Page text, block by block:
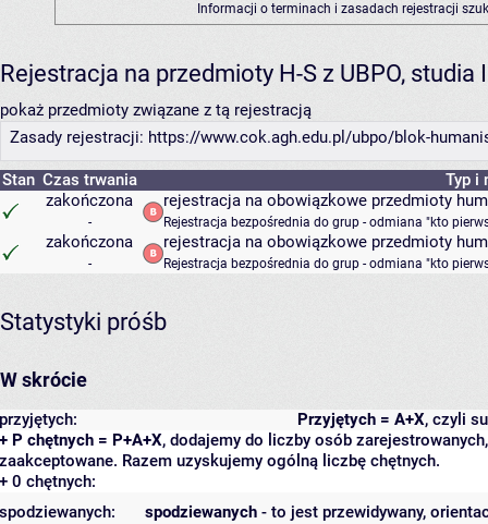
Informacji o terminach i zasadach rejestracji
Rejestracja na przedmioty H-S z UBPO,
pokaż przedmioty związane z tą rejestracją
Zasady rejestracji: https://www.cok.agh.edu.pl/ubpo/blok-
Stan Czas trwania
Typ i
zakończona
-
rejestracja na obowiązkowe przedmioty
Rejestracja bezpośrednia do grup - odmiana "kto
zakończona
-
rejestracja na obowiązkowe przedmioty
Rejestracja bezpośrednia do grup - odmiana "kto
Statystyki próśb
W skrócie
Przyjętych = A+X, czyli
przyjętych:
+ P chętnych = P+A+X, dodajemy do liczby osób
zaakceptowane. Razem uzyskujemy ogólną liczbę chętnych.
+ 0 chętnych:
spodziewanych - to jest przewidywany,
spodziewanych: